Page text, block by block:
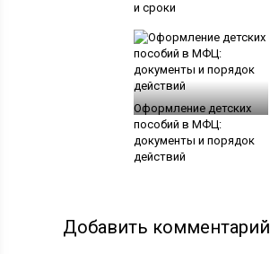
и сроки
Оформление детских
пособий в МФЦ:
документы и порядок
действий
Добавить комментарий